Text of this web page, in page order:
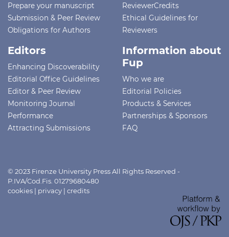
Prepare your manuscript
Submission & Peer Review
Obligations for Authors
ReviewerCredits
Ethical Guidelines for
Reviewers
Editors
Enhancing Discoverability
Editorial Office Guidelines
Editor & Peer Review
Monitoring Journal
Performance
Attracting Submissions
Information about
Fup
Who we are
Editorial Policies
Products & Services
Partnerships & Sponsors
FAQ
© 2023 Firenze University Press All Rights Reserved -
P.IVA/Cod.Fis. 01279680480
cookies | privacy | credits